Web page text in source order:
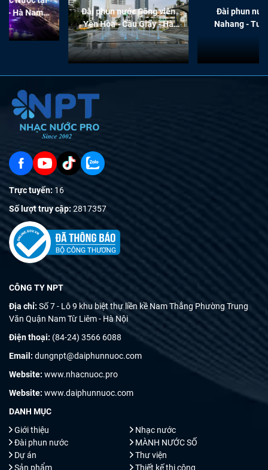
Đài phun nước Công viên
Yên Hòa - Cầu Giấy - Hà
Nội
Đài phun nước cạn tại
Nahang - Tuyên Quang
Trực tuyến: 16
Số lượt truy cập: 2817357
CÔNG TY NPT
Địa chỉ: Số 7 - Lô 9 khu biệt thự liền kề Nam Thắng Phường Trung
Văn Quận Nam Từ Liêm - Hà Nội
Điện thoại: (84-24) 3566 6088
Email: dungnpt@daiphunnuoc.com
Website: www.nhacnuoc.pro
Website: www.daiphunnuoc.com
DANH MỤC
Giới thiệu
Nhạc nước
Đài phun nước
MÀNH NƯỚC SỐ
Dự án
Thư viện
Sản phẩm
Thiết kế thi công